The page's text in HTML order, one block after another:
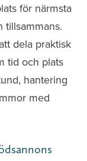
för närmsta
tillsammans.
dela praktisk
tid och plats
hantering
med